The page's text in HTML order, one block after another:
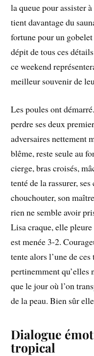
la queue pour assister
tient davantage du
fortune pour un
dépit de tous ces
ce weekend
meilleur souvenir de
Les poules ont
perdre ses deux
adversaires nettement
blême, reste seule au
cierge, bras croisés,
tenté de la rassurer,
chouchouter, son
rien ne semble avoir
Lisa craque, elle pleure
est menée 3-2.
tente alors l’une de
pertinemment qu’elles
que le jour où l’on
de la peau. Bien sûr
Dialogue
tropical